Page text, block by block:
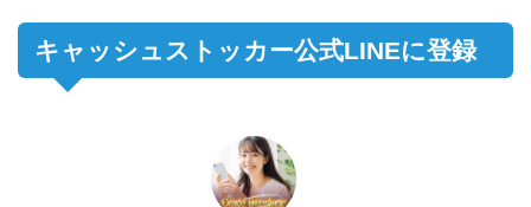
キャッシュストッカー公式LINEに登録